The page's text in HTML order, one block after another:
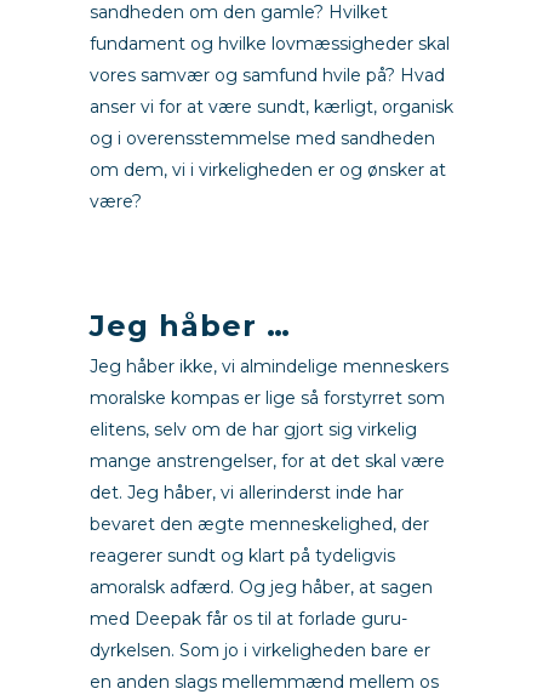
sandheden om den gamle? Hvilket
fundament og hvilke lovmæssigheder skal
vores samvær og samfund hvile på? Hvad
anser vi for at være sundt, kærligt, organisk
og i overensstemmelse med sandheden
om dem, vi i virkeligheden er og ønsker at
være?
Jeg håber …
Jeg håber ikke, vi almindelige menneskers
moralske kompas er lige så forstyrret som
elitens, selv om de har gjort sig virkelig
mange anstrengelser, for at det skal være
det. Jeg håber, vi allerinderst inde har
bevaret den ægte menneskelighed, der
reagerer sundt og klart på tydeligvis
amoralsk adfærd. Og jeg håber, at sagen
med Deepak får os til at forlade guru-
dyrkelsen. Som jo i virkeligheden bare er
en anden slags mellemmænd mellem os